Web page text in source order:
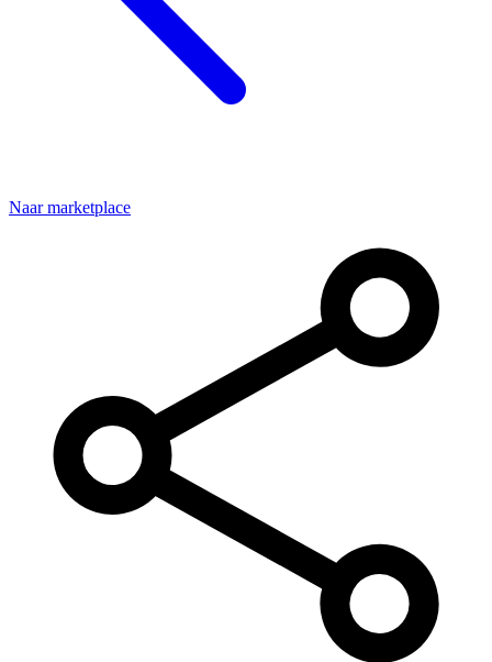
Naar marketplace